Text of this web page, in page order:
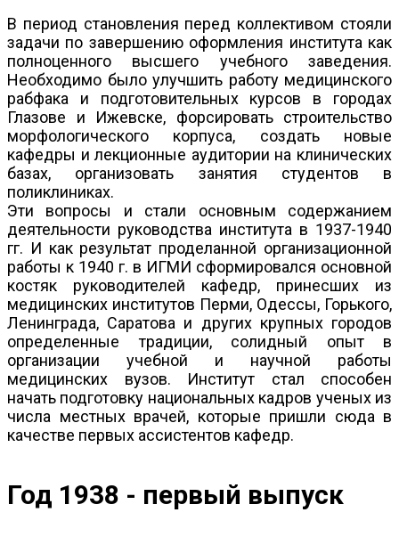
В период становления перед коллективом стояли
задачи по завершению оформления института как
полноценного высшего учебного заведения.
Необходимо было улучшить работу медицинского
рабфака и подготовительных курсов в городах
Глазове и Ижевске, форсировать строительство
морфологического корпуса, создать новые
кафедры и лекционные аудитории на клинических
базах, организовать занятия студентов в
поликлиниках.
Эти вопросы и стали основным содержанием
деятельности руководства института в 1937-1940
гг. И как результат проделанной организационной
работы к 1940 г. в ИГМИ сформировался основной
костяк руководителей кафедр, принесших из
медицинских институтов Перми, Одессы, Горького,
Ленинграда, Саратова и других крупных городов
определенные традиции, солидный опыт в
организации учебной и научной работы
медицинских вузов. Институт стал способен
начать подготовку национальных кадров ученых из
числа местных врачей, которые пришли сюда в
качестве первых ассистентов кафедр.
Год 1938 - первый выпуск